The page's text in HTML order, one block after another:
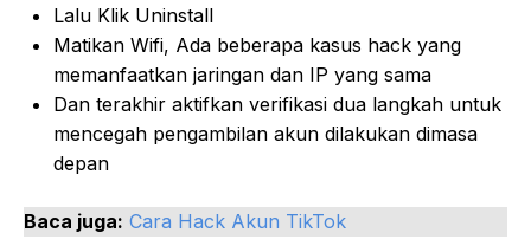
Lalu Klik Uninstall
Matikan Wifi, Ada beberapa kasus hack yang
memanfaatkan jaringan dan IP yang sama
Dan terakhir aktifkan verifikasi dua langkah untuk
mencegah pengambilan akun dilakukan dimasa
depan
Baca juga: Cara Hack Akun TikTok